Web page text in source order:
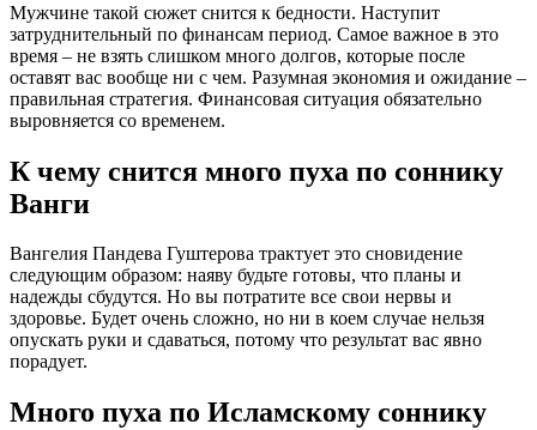
Мужчине такой сюжет снится к бедности. Наступит
затруднительный по финансам период. Самое важное в это
время – не взять слишком много долгов, которые после
оставят вас вообще ни с чем. Разумная экономия и ожидание –
правильная стратегия. Финансовая ситуация обязательно
выровняется со временем.
К чему снится много пуха по соннику
Ванги
Вангелия Пaндева Гуштерова трактует это сновидение
следующим образом: наяву будьте готовы, что планы и
надежды сбудутся. Но вы потратите все свои нервы и
здоровье. Будет очень сложно, но ни в коем случае нельзя
опускать руки и сдаваться, потому что результат вас явно
порадует.
Много пуха по Исламскому соннику